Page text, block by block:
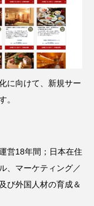
に向けて、新規サー
。
営18年間；日本在住
、マーケティング／
び外国人材の育成＆